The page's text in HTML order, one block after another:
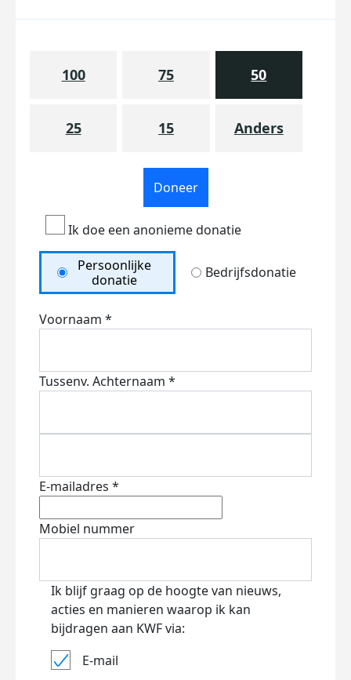
100 75 50
25 15 Anders
Doneer
Ik doe een anonieme donatie
Persoonlijke
donatie
Bedrijfsdonatie
Voornaam *
Tussenv. Achternaam *
E-mailadres *
Mobiel nummer
Ik blijf graag op de hoogte van nieuws,
acties en manieren waarop ik kan
bijdragen aan KWF via:
E-mail